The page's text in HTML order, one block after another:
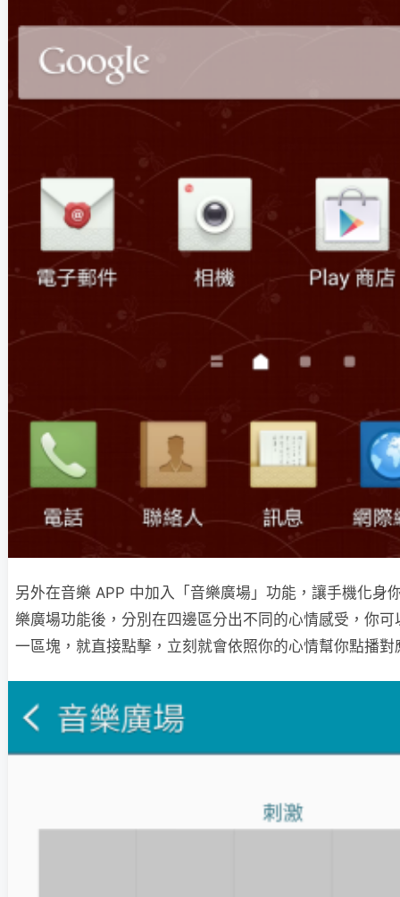
另外在音樂 APP 中加入「音樂廣場」功能，讓手機化身
樂廣場功能後，分別在四邊區分出不同的心情感受，你
一區塊，就直接點擊，立刻就會依照你的心情幫你點播對